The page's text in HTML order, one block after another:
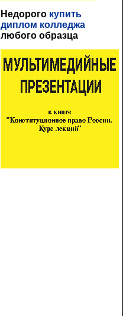
Недорого купить
диплом колледжа
любого образца